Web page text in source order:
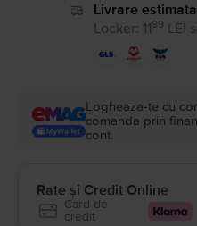
Livrare
Locker: 1199 LEI
Logheaza-te cu
comanda prin
cont.
Rate și Credit Online
Card de
credit